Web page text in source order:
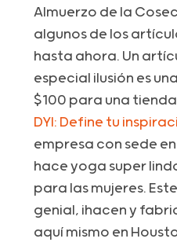
Almuerzo de la
algunos de los
hasta ahora. Un
especial ilusión es
$100 para una
DYI: Define tu
empresa con sede
hace yoga super
para las mujeres.
genial, ¡hacen y
aquí mismo en